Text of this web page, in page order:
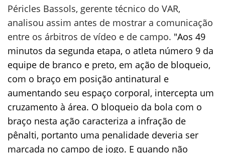
Péricles Bassols, gerente técnico do VAR,
analisou assim antes de mostrar a comunicação
entre os árbitros de vídeo e de campo. "Aos 49
minutos da segunda etapa, o atleta número 9 da
equipe de branco e preto, em ação de bloqueio,
com o braço em posição antinatural e
aumentando seu espaço corporal, intercepta um
cruzamento à área. O bloqueio da bola com o
braço nesta ação caracteriza a infração de
pênalti, portanto uma penalidade deveria ser
marcada no campo de jogo. E quando não